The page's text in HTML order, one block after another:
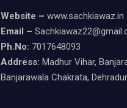
Website – www.sachkiawaz.in
Email –
Ph.No: 7017648093
Address: Madhur Vihar,
Banjarawala Chakrata,